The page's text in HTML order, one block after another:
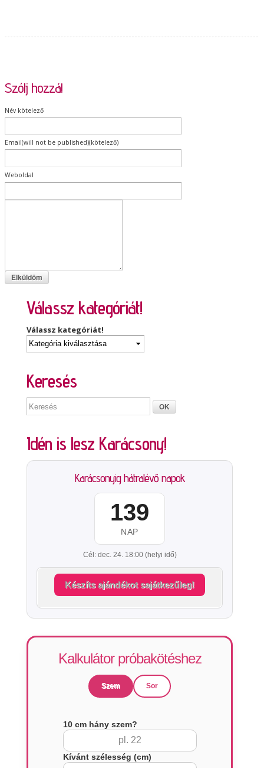
Szólj hozzá!
Név kötelező
Email(will not be published)(kötelező)
Weboldal
Válassz kategóriát!
Válassz kategóriát!
Keresés
Idén is lesz Karácsony!
Karácsonyig hátralévő napok
139
NAP
Cél: dec. 24. 18:00 (helyi idő)
Készíts ajándékot sajátkezűleg!
Kalkulátor próbakötéshez
Szem Sor
10 cm hány szem?
Kívánt szélesség (cm)